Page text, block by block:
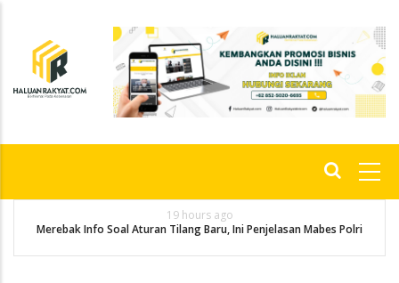
content
19 hours ago
Merebak Info Soal Aturan Tilang Baru, Ini Penjelasan Mabes Polri